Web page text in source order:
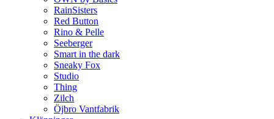
RainSisters
Red Button
Rino & Pelle
Seeberger
Smart in the dark
Sneaky Fox
Studio
Thing
Zilch
Öjbro Vantfabrik